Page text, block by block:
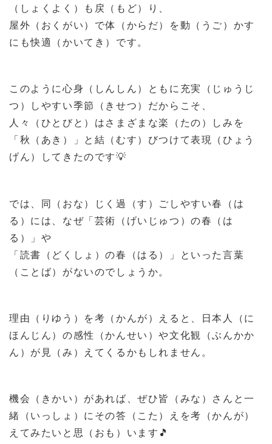
（しょくよく）も戻（もど）り、
屋外（おくがい）で体（からだ）を動（うご）かす
にも快適（かいてき）です。
このように心身（しんしん）ともに充実（じゅうじ
つ）しやすい季節（きせつ）だからこそ、
人々（ひとびと）はさまざまな楽（たの）しみを
「秋（あき）」と結（むす）びつけて表現（ひょう
げん）してきたのです💡
では、同（おな）じく過（す）ごしやすい春（は
る）には、なぜ「芸術（げいじゅつ）の春（は
る）」や
「読書（どくしょ）の春（はる）」といった言葉
（ことば）がないのでしょうか。
理由（りゆう）を考（かんが）えると、日本人（に
ほんじん）の感性（かんせい）や文化観（ぶんかか
ん）が見（み）えてくるかもしれません。
機会（きかい）があれば、ぜひ皆（みな）さんと一
緒（いっしょ）にその答（こた）えを考（かんが）
えてみたいと思（おも）います 🎵